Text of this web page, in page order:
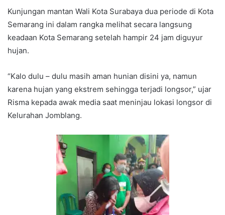
Kunjungan mantan Wali Kota Surabaya dua periode di Kota
Semarang ini dalam rangka melihat secara langsung
keadaan Kota Semarang setelah hampir 24 jam diguyur
hujan.
“Kalo dulu – dulu masih aman hunian disini ya, namun
karena hujan yang ekstrem sehingga terjadi longsor,” ujar
Risma kepada awak media saat meninjau lokasi longsor di
Kelurahan Jomblang.